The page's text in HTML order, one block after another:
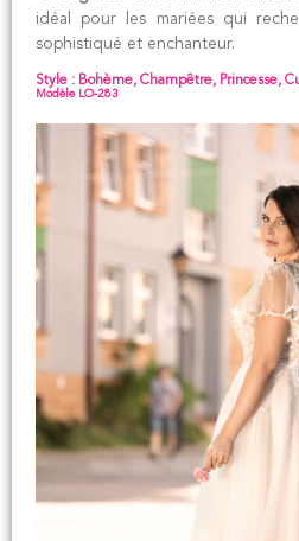
idéal pour les mariées qui
sophistiqué et enchanteur.
Style : Bohème, Champêtre, Princesse,
Modèle LO-283